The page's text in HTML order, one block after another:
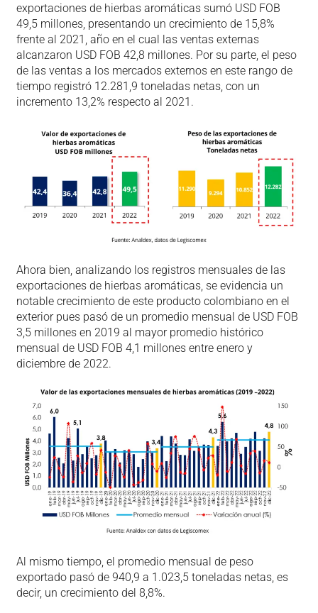
exportaciones de hierbas aromáticas sumó USD FOB
49,5 millones, presentando un crecimiento de 15,8%
frente al 2021, año en el cual las ventas externas
alcanzaron USD FOB 42,8 millones. Por su parte, el peso
de las ventas a los mercados externos en este rango de
tiempo registró 12.281,9 toneladas netas, con un
incremento 13,2% respecto al 2021.
Ahora bien, analizando los registros mensuales de las
exportaciones de hierbas aromáticas, se evidencia un
notable crecimiento de este producto colombiano en el
exterior pues pasó de un promedio mensual de USD FOB
3,5 millones en 2019 al mayor promedio histórico
mensual de USD FOB 4,1 millones entre enero y
diciembre de 2022.
Al mismo tiempo, el promedio mensual de peso
exportado pasó de 940,9 a 1.023,5 toneladas netas, es
decir, un crecimiento del 8,8%.